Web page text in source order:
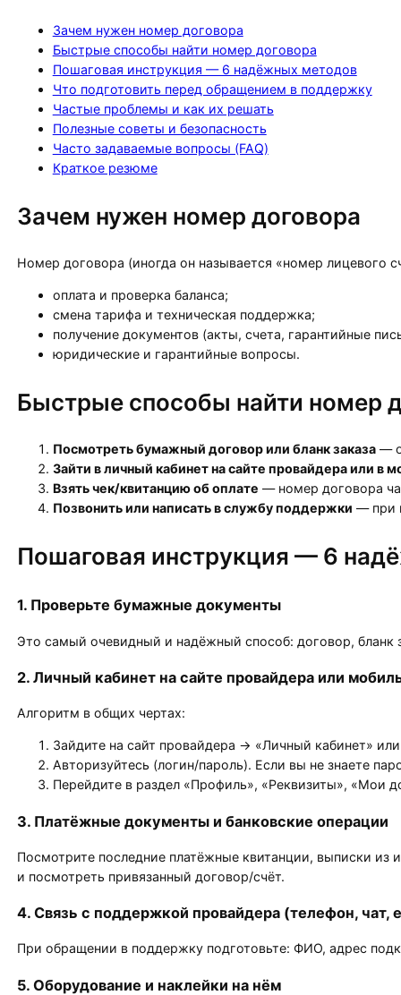
Зачем нужен номер договора
Быстрые способы найти номер договора
Пошаговая инструкция — 6 надёжных методов
Что подготовить перед обращением в поддержку
Частые проблемы и как их решать
Полезные советы и безопасность
Часто задаваемые вопросы (FAQ)
Краткое резюме
Зачем нужен номер договора
Номер договора (иногда он называется «номер лицевого
оплата и проверка баланса;
смена тарифа и техническая поддержка;
получение документов (акты, счета, гарантийные
юридические и гарантийные вопросы.
Быстрые способы найти номер
Посмотреть бумажный договор или бланк заказа—
Зайти в личный кабинет на сайте провайдера или в
Взять чек/квитанцию об оплате — номер договора
Позвонить или написать в службу поддержки — при
Пошаговая инструкция — 6
1. Проверьте бумажные документы
Это самый очевидный и надёжный способ: договор,
2. Личный кабинет на сайте провайдера или
Алгоритм в общих чертах:
Зайдите на сайт провайдера → «Личный кабинет»
Авторизуйтесь (логин/пароль). Если вы не знаете
Перейдите в раздел «Профиль», «Реквизиты», «Мои
3. Платёжные документы и банковские операции
Посмотрите последние платёжные квитанции, выписки из
и посмотреть привязанный договор/счёт.
4. Связь с поддержкой провайдера (телефон, чат,
При обращении в поддержку подготовьте: ФИО, адрес
5. Оборудование и наклейки на нём